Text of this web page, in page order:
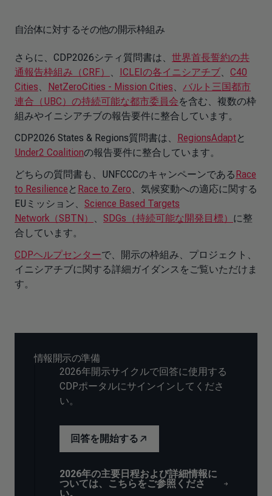
自治体に対するその他の開示枠組み
さらに、CDP2026シティ質問書は、 世界首長誓約の共
通報告枠組み（CRF）
、 ICLEIの各イニシアチブ、 C40
Cities、 NetZeroCities - Mission Cities、 バルト三国都市
連合（UBC）の持続可能な都市委員会を含む、複数の枠
組みやイニシアチブの報告要件に整合しています。
CDP2026 States & Regions質問書は、 RegionsAdaptと
Under2 Coalitionの報告要件に整合しています。
どちらの質問書も、UNFCCCのキャンペーンであるRace
to Resilience と Race to Zero、気候変動への適応に関する
EUミッション、 Science Based Targets
Network（SBTN）
、 SDGs（持続可能な開発目標） に整
合しています。
CDPヘルプセンターで、開示の枠組み、プロジェクト、
イニシアチブに関する詳細ガイダンスをご覧いただけま
す。
情報開示の準備
2026年開示サイクルで回答に使用する
CDPポータルにサインインしてくださ
い。
回答を開始する
2026年の主要日程および詳細情報に
ついては、こちらをご参照くださ
い。